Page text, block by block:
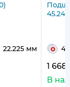
22.225 мм
1 668
В